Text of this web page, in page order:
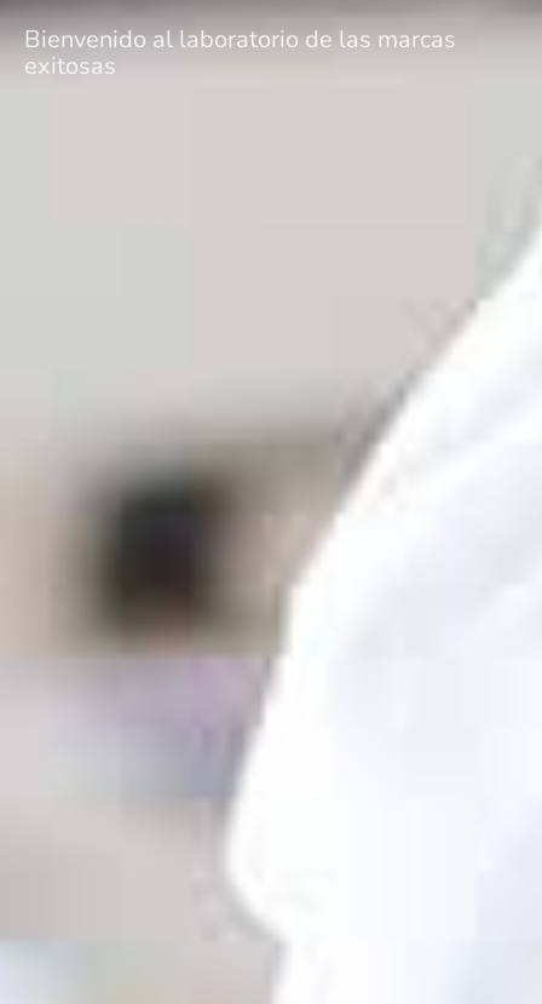
Bienvenido al laboratorio de las marcas
exitosas